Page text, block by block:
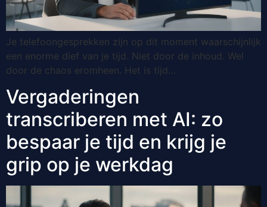
Je telefoongesprekken zijn op dit moment waarschijnlijk
een enorme dief van je tijd. Niet door de inhoud. Wel
door de chaos eromheen. Het is tijd…
Vergaderingen
transcriberen met AI: zo
bespaar je tijd en krijg je
grip op je werkdag